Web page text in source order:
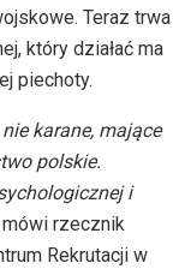
Teraz trwa
który działać ma
piechoty.
karane, mające
polskie.
i
rzecznik
Rekrutacji w